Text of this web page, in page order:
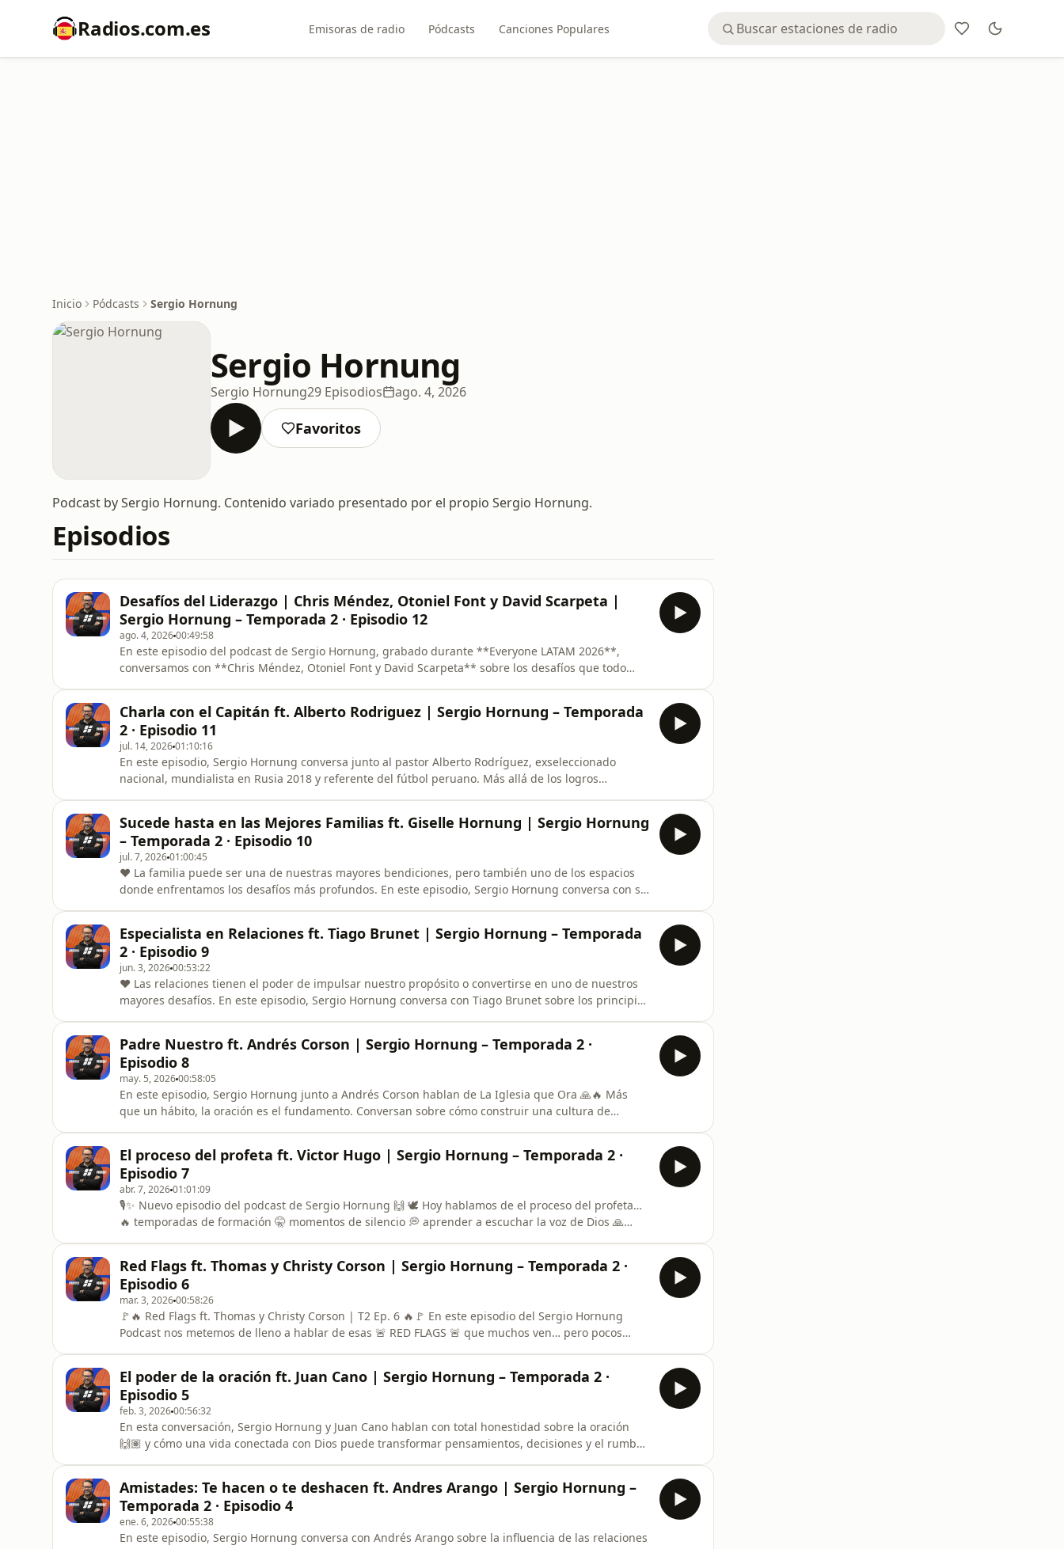
Radios.com.es Emisoras de radio Pódcasts Canciones Populares
Inicio Pódcasts Sergio Hornung
Sergio Hornung
Sergio Hornung29 Episodios ago. 4, 2026
Favoritos
Podcast by Sergio Hornung. Contenido variado presentado por el propio Sergio Hornung.
Episodios
Desafíos del Liderazgo | Chris Méndez, Otoniel Font y David Scarpeta |
Sergio Hornung – Temporada 2 · Episodio 12
ago. 4, 202600:49:58
En este episodio del podcast de Sergio Hornung, grabado durante **Everyone LATAM 2026**,
conversamos con **Chris Méndez, Otoniel Font y David Scarpeta** sobre los desafíos que todo
cuando las circunstancias pa
Charla con el Capitán ft. Alberto Rodriguez | Sergio Hornung – Temporada
2 · Episodio 11
jul. 14, 202601:10:16
En este episodio, Sergio Hornung conversa junto al pastor Alberto Rodríguez, exseleccionado
nacional, mundialista en Rusia 2018 y referente del fútbol peruano. Más allá de los logros
mucho mayor. Una conversa
Sucede hasta en las Mejores Familias ft. Giselle Hornung | Sergio Hornung
– Temporada 2 · Episodio 10
jul. 7, 202601:00:45
❤️ La familia puede ser una de nuestras mayores bendiciones, pero también uno de los espacios
donde enfrentamos los desafíos más profundos. En este episodio, Sergio Hornung conversa con su
🏠 ¿Por qué ocurre
Especialista en Relaciones ft. Tiago Brunet | Sergio Hornung – Temporada
2 · Episodio 9
jun. 3, 202600:53:22
❤️ Las relaciones tienen el poder de impulsar nuestro propósito o convertirse en uno de nuestros
mayores desafíos. En este episodio, Sergio Hornung conversa con Tiago Brunet sobre los principios
saludables? 💬
Padre Nuestro ft. Andrés Corson | Sergio Hornung – Temporada 2 ·
Episodio 8
may. 5, 202600:58:05
En este episodio, Sergio Hornung junto a Andrés Corson hablan de La Iglesia que Ora 🙏🔥 Más
que un hábito, la oración es el fundamento. Conversan sobre cómo construir una cultura de
llevar tu fe a otr
El proceso del profeta ft. Victor Hugo | Sergio Hornung – Temporada 2 ·
Episodio 7
abr. 7, 202601:01:09
🎙️✨ Nuevo episodio del podcast de Sergio Hornung 🙌 🕊️ Hoy hablamos de el proceso del profeta…
🔥 temporadas de formación 🤫 momentos de silencio 💭 aprender a escuchar la voz de Dios 🙏
ti, aunque no entiendas t
Red Flags ft. Thomas y Christy Corson | Sergio Hornung – Temporada 2 ·
Episodio 6
mar. 3, 202600:58:26
🚩🔥 Red Flags ft. Thomas y Christy Corson | T2 Ep. 6 🔥🚩 En este episodio del Sergio Hornung
Podcast nos metemos de lleno a hablar de esas 🚨 RED FLAGS 🚨 que muchos ven… pero pocos
debes ignorar 🔥 Decisiones que
El poder de la oración ft. Juan Cano | Sergio Hornung – Temporada 2 ·
Episodio 5
feb. 3, 202600:56:32
En esta conversación, Sergio Hornung y Juan Cano hablan con total honestidad sobre la oración
🙌🏽 y cómo una vida conectada con Dios puede transformar pensamientos, decisiones y el rumbo
con Dios ✨ Caminar con propósit
Amistades: Te hacen o te deshacen ft. Andres Arango | Sergio Hornung –
Temporada 2 · Episodio 4
ene. 6, 202600:55:38
En este episodio, Sergio Hornung conversa con Andrés Arango sobre la influencia de las relaciones